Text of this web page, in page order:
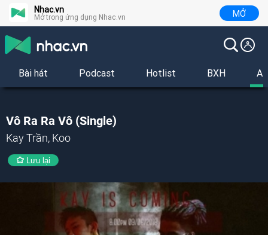
Nhac.vn
Mở trong ứng dụng Nhac.vn MỞ
Bài hát Podcast Hotlist BXH
Vô Ra Ra Vô (Single)
Kay Trần, Koo
Lưu lại